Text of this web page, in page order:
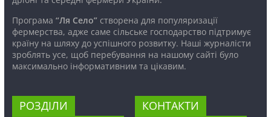
Програма “Ля Село”створена для популяризації
фермерства, адже саме сільське господарство підтримує
країну на шляху до успішного розвитку. Наші журналісти
зроблять усе, щоб перебування на нашому сайті було
максимально інформативним та цікавим.
РОЗДІЛИ КОНТАКТИ